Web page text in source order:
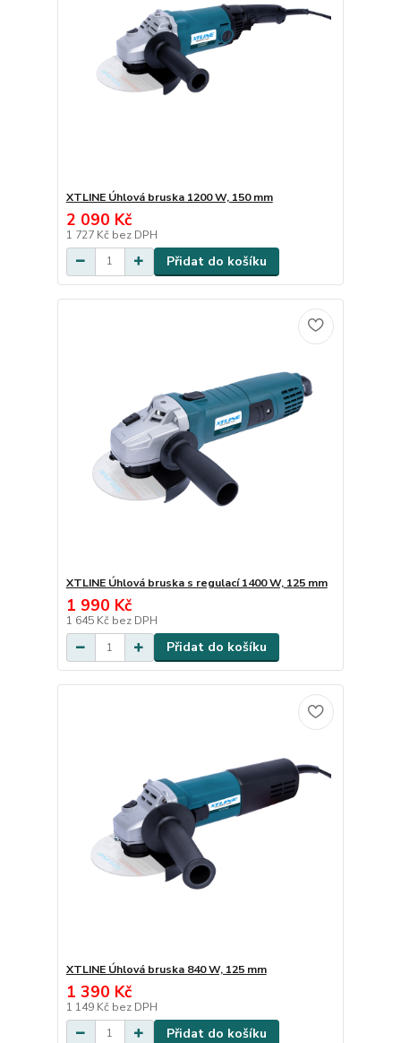
XTLINE Úhlová bruska 1200 W, 150 mm
2 090 Kč
1 727 Kč bez DPH
Přidat do košíku
XTLINE Úhlová bruska s regulací 1400 W, 125 mm
1 990 Kč
1 645 Kč bez DPH
Přidat do košíku
XTLINE Úhlová bruska 840 W, 125 mm
1 390 Kč
1 149 Kč bez DPH
Přidat do košíku